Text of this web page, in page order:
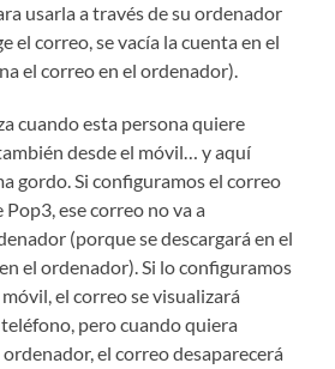
usarla a través de su ordenador
el correo, se vacía la cuenta en el
el correo en el ordenador).
cuando esta persona quiere
desde el móvil… y aquí
gordo. Si configuramos el correo
ese correo no va a
(porque se descargará en el
el ordenador). Si lo configuramos
el correo se visualizará
pero cuando quiera
ordenador, el correo desaparecerá